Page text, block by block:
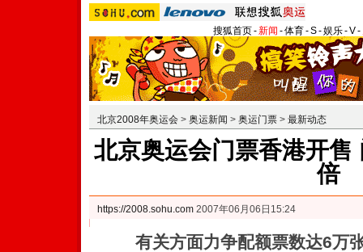
搜狐首页-新闻 -体育-S-娱乐-V-
北京2008年奥运会 > 奥运新闻 > 奥运门票 > 最新动态
北京奥运会门票香港开售
倍
https://2008.sohu.com 2007年06月06日15:24
有关方面力争配额票数达6万